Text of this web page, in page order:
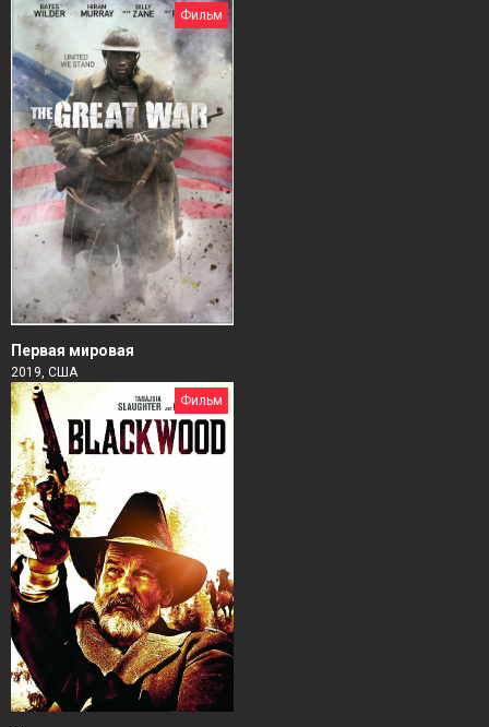
Фильм
Первая мировая
2019, США
Фильм